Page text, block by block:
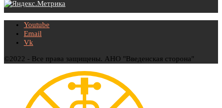
Youtube
Email
Vk
©2022 - Все права защищены. АНО "Введенская сторона"